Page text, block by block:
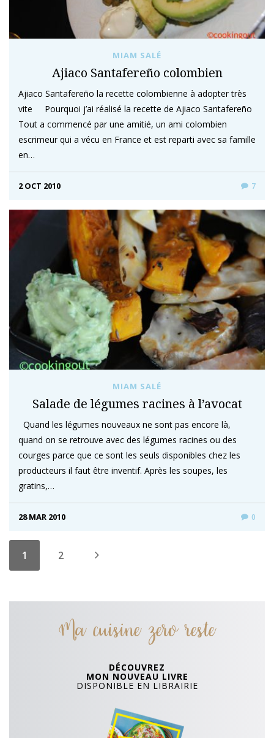
MIAM SALÉ
Ajiaco Santafereño colombien
Ajiaco Santafereño la recette colombienne à adopter très
vite Pourquoi j’ai réalisé la recette de Ajiaco Santafereño
Tout a commencé par une amitié, un ami colombien
escrimeur qui a vécu en France et est reparti avec sa famille
en…
2 OCT 2010 7
MIAM SALÉ
Salade de légumes racines à l’avocat
Quand les légumes nouveaux ne sont pas encore là,
quand on se retrouve avec des légumes racines ou des
courges parce que ce sont les seuls disponibles chez les
producteurs il faut être inventif. Après les soupes, les
gratins,…
28 MAR 2010 0
1 2
Ma cuisine zero reste
DÉCOUVREZ
MON NOUVEAU LIVRE
DISPONIBLE EN LIBRAIRIE